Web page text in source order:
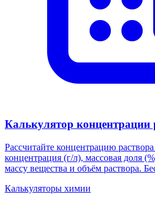
Калькулятор концентрации
Рассчитайте концентрацию
концентрация (г/л), массовая доля
массу вещества и объём раствора.
Калькуляторы химии